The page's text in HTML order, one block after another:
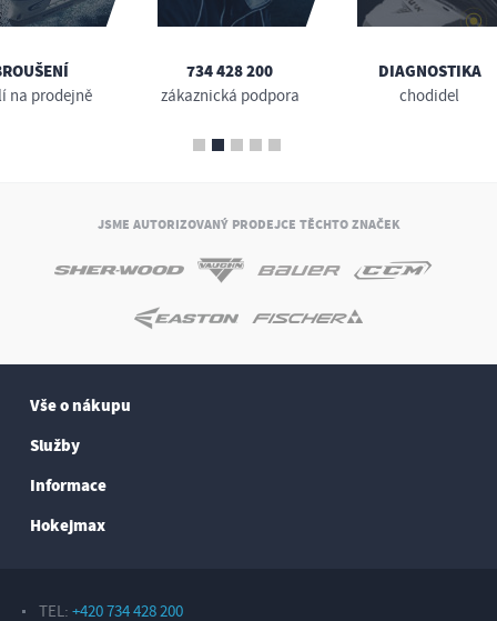
na prodejně
734 428 200
zákaznická podpora
DIAGNOSTIKA
chodidel
JSME AUTORIZOVANÝ PRODEJCE TĚCHTO ZNAČEK
Vše o nákupu
Služby
Informace
Hokejmax
TEL: +420 734 428 200